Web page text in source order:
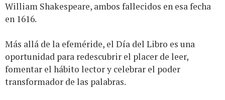
William Shakespeare, ambos fallecidos en esa fecha
en 1616.
Más allá de la efeméride, el Día del Libro es una
oportunidad para redescubrir el placer de leer,
fomentar el hábito lector y celebrar el poder
transformador de las palabras.